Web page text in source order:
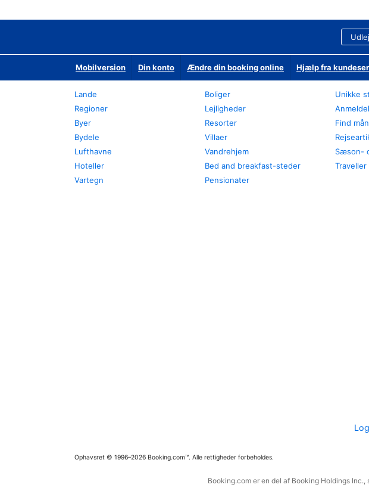
Mobilversion Din konto Ændre din booking online Hjælp fra
Lande
Regioner
Byer
Bydele
Lufthavne
Hoteller
Vartegn
Boliger
Lejligheder
Resorter
Villaer
Vandrehjem
Bed and breakfast-steder
Pensionater
Unikke
Find
Sæson-
Traveller
Ophavsret © 1996–2026 Booking.com™. Alle rettigheder forbeholdes.
Booking.com er en del af Booking Holdings